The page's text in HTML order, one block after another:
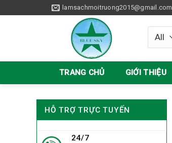
to
lamsachmoitruong2015@gmail.com
TRANG CHỦ GIỚI THIỆU
HỖ TRỢ TRỰC TUYẾN
24/7